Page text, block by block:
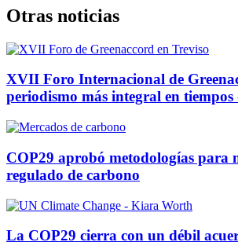
Otras noticias
XVII Foro Internacional de
periodismo más integral en tiempos
COP29 aprobó metodologías para
regulado de carbono
La COP29 cierra con un débil